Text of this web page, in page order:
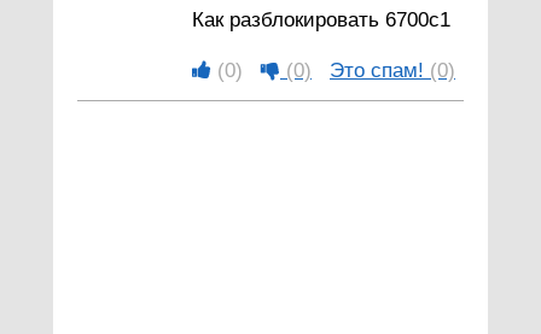
Как разблокировать 6700с1
(0) (0) Это спам! (0)